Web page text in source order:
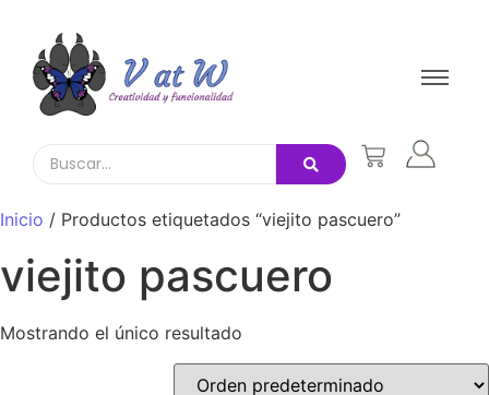
Inicio / Productos etiquetados “viejito pascuero”
viejito pascuero
Mostrando el único resultado